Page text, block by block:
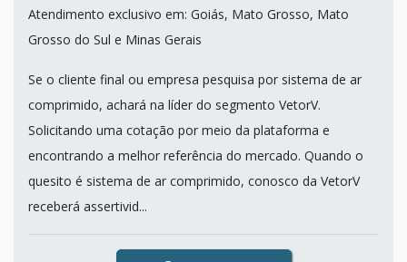
Atendimento exclusivo em: Goiás, Mato Grosso, Mato
Grosso do Sul e Minas Gerais
Se o cliente final ou empresa pesquisa por sistema de ar
comprimido, achará na líder do segmento VetorV.
Solicitando uma cotação por meio da plataforma e
encontrando a melhor referência do mercado. Quando o
quesito é sistema de ar comprimido, conosco da VetorV
receberá assertivid...